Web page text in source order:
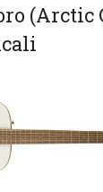
(Arctic